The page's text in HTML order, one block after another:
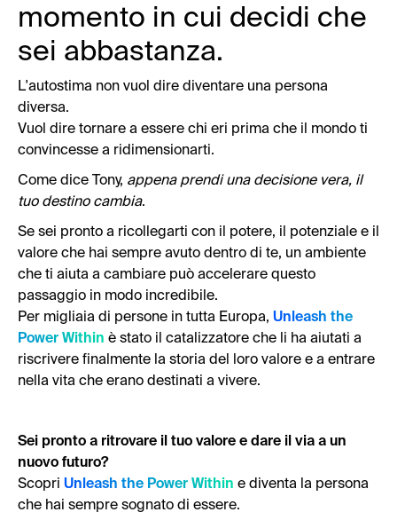
momento in cui decidi che
sei abbastanza.
L'autostima non vuol dire diventare una persona
diversa.
Vuol dire tornare a essere chi eri prima che il mondo ti
convincesse a ridimensionarti.
Come dice Tony, appena prendi una decisione vera, il
tuo destino cambia.
Se sei pronto a ricollegarti con il potere, il potenziale e il
valore che hai sempre avuto dentro di te, un ambiente
che ti aiuta a cambiare può accelerare questo
passaggio in modo incredibile.
Per migliaia di persone in tutta Europa, Unleash the
Power Within è stato il catalizzatore che li ha aiutati a
riscrivere finalmente la storia del loro valore e a entrare
nella vita che erano destinati a vivere.
Sei pronto a ritrovare il tuo valore e dare il via a un
nuovo futuro?
Scopri Unleash the Power Within e diventa la persona
che hai sempre sognato di essere.